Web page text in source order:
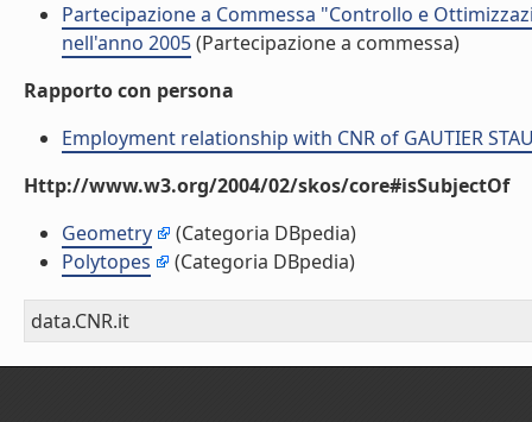
Partecipazione a Commessa "Controllo e
nell'anno 2005(Partecipazione a commessa)
Rapporto con persona
Employment relationship with CNR of GAUTIER
Http://www.w3.org/2004/02/skos/core#isSubjectOf
Geometry
(Categoria DBpedia)
Polytopes
(Categoria DBpedia)
data.CNR.it